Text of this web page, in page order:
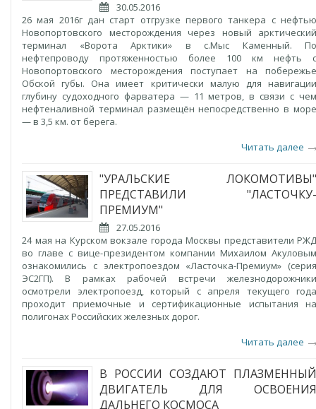
30.05.2016
26 мая 2016г дан старт отгрузке первого танкера с нефтью
Новопортовского месторождения через новый арктический
терминал «Ворота Арктики» в с.Мыс Каменный. По
нефтепроводу протяженностью более 100 км нефть с
Новопортовского месторождения поступает на побережье
Обской губы. Она имеет критически малую для навигации
глубину судоходного фарватера — 11 метров, в связи с чем
нефтеналивной терминал размещён непосредственно в море
— в 3,5 км. от берега.
Читать далее
"УРАЛЬСКИЕ ЛОКОМОТИВЫ"
ПРЕДСТАВИЛИ "ЛАСТОЧКУ-
ПРЕМИУМ"
27.05.2016
24 мая на Курском вокзале города Москвы представители РЖД
во главе с вице-президентом компании Михаилом Акуловым
ознакомились с электропоездом «Ласточка-Премиум» (серия
ЭС2ГП). В рамках рабочей встречи железнодорожники
осмотрели электропоезд, который с апреля текущего года
проходит приемочные и сертификационные испытания на
полигонах Российских железных дорог.
Читать далее
В РОССИИ СОЗДАЮТ ПЛАЗМЕННЫЙ
ДВИГАТЕЛЬ ДЛЯ ОСВОЕНИЯ
ДАЛЬНЕГО КОСМОСА